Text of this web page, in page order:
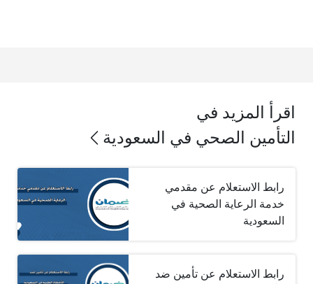
اقرأ المزيد في
التأمين الصحي في السعودية
رابط الاستعلام عن مقدمي
خدمة الرعاية الصحية في
السعودية
رابط الاستعلام عن تأمين ضد